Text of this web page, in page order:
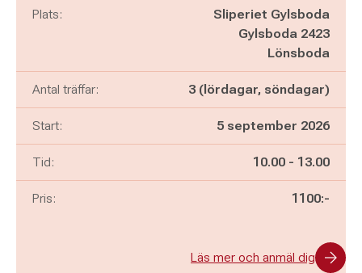
Plats:
Sliperiet Gylsboda
Gylsboda 2423
Lönsboda
Antal träffar: 3 (lördagar, söndagar)
Start: 5 september 2026
Tid: Pågår mellan
10.00 - och
13.00
Pris: 1100:-
Läs mer och anmäl dig